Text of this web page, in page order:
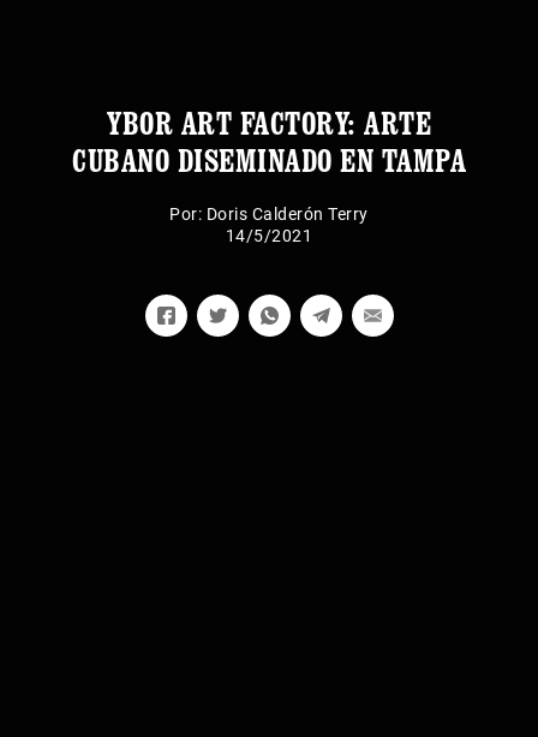
YBOR ART FACTORY: ARTE
CUBANO DISEMINADO EN TAMPA
Por: Doris Calderón Terry
14/5/2021